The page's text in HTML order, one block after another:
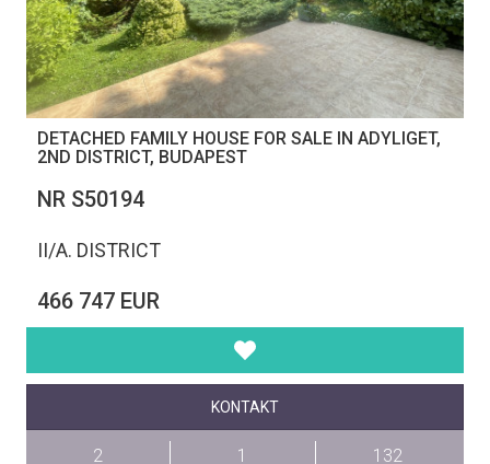
DETACHED FAMILY HOUSE FOR SALE IN ADYLIGET,
2ND DISTRICT, BUDAPEST
NR S50194
II/A. DISTRICT
466 747 EUR
KONTAKT
2
1
132